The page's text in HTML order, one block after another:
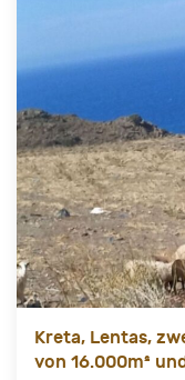
Kreta, Lentas,
von 16.000m²